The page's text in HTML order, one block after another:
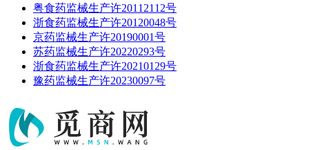
粤食药监械生产许20112112号
浙食药监械生产许20120048号
京药监械生产许20190001号
苏药监械生产许20220293号
浙食药监械生产许20210129号
豫药监械生产许20230097号